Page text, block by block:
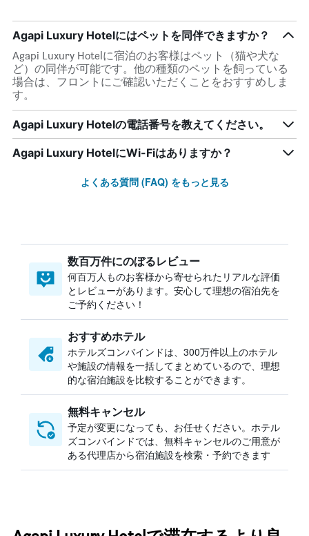
Agapi Luxury Hotelにはペットを同伴できますか？
Agapi Luxury Hotelに宿泊のお客様はペット（猫や犬な
ど）の同伴が可能です。他の種類のペットを飼っている
場合は、フロントにご確認いただくことをおすすめしま
す。
Agapi Luxury Hotelの電話番号を教えてください。
Agapi Luxury HotelにWi-Fiはありますか？
よくある質問 (FAQ) をもっと見る
数百万件にのぼるレビュー
何百万人ものお客様から寄せられたリアルな評価
とレビューがあります。安心して理想の宿泊先を
ご予約ください！
おすすめホテル
ホテルズコンバインドは、300万件以上のホテル
や施設の情報を一括してまとめているので、理想
的な宿泊施設を比較することができます。
無料キャンセル
予定が変更になっても、お任せください。ホテル
ズコンバインドでは、無料キャンセルのご用意が
ある代理店から宿泊施設を検索・予約できます